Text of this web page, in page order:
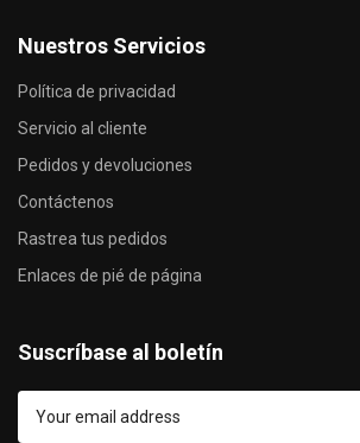
Nuestros Servicios
Política de privacidad
Servicio al cliente
Pedidos y devoluciones
Contáctenos
Rastrea tus pedidos
Enlaces de pié de página
Suscríbase al boletín